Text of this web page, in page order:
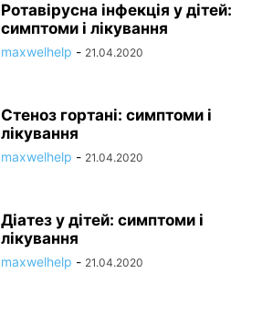
Ротавірусна інфекція у дітей:
симптоми і лікування
maxwelhelp - 21.04.2020
Стеноз гортані: симптоми і
лікування
maxwelhelp - 21.04.2020
Діатез у дітей: симптоми і
лікування
maxwelhelp - 21.04.2020